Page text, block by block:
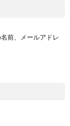
前、メールアドレ